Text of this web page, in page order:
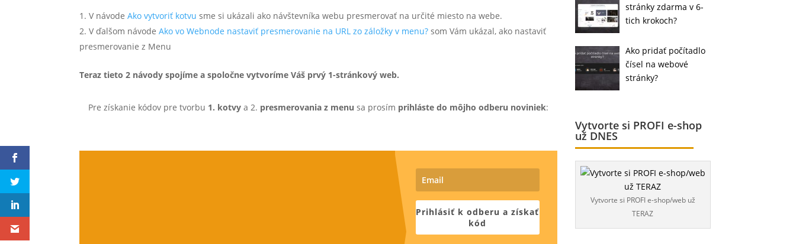
V návodeAko vytvoriť kotvu sme si ukázali ako návštevníka webu presmerovať na určité miesto na webe.
V ďalšom návodeAko vo Webnode nastaviť presmerovanie na URL zo záložky v menu? som Vám ukázal, ako nastaviť
presmerovanie z Menu
Teraz tieto 2 návody spojíme a spoločne vytvoríme Váš prvý 1-stránkový web.
Pre získanie kódov pre tvorbu 1. kotvy a 2. presmerovania z menu sa prosím prihláste do môjho odberu noviniek:
Prihlásiť k odberu a získať
kód
stránky zdarma v 6-
tich krokoch?
Ako pridať počítadlo
čísel na webové
stránky?
Vytvorte si PROFI e-shop
už DNES
Vytvorte si PROFI e-shop/web už
TERAZ